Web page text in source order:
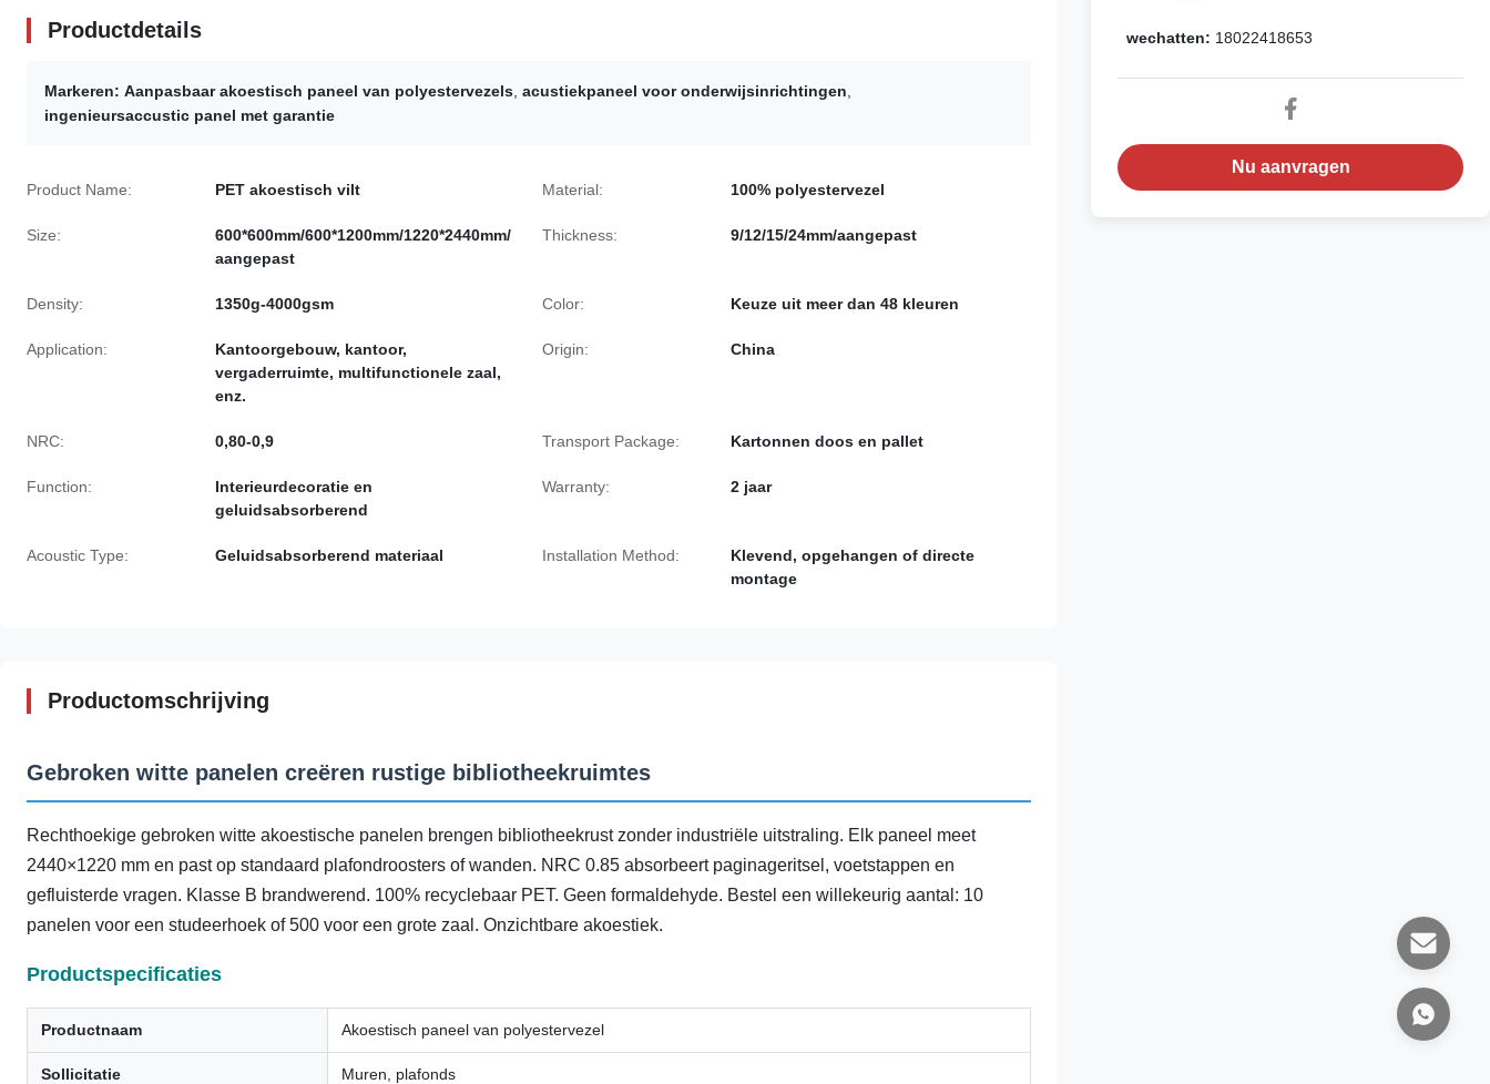
Productdetails
Markeren: Aanpasbaar akoestisch paneel van polyestervezels acustiekpaneel voor onderwijsinrichtingen
ingenieursaccustic panel met garantie
Product Name: PET akoestisch vilt Material: 100% polyestervezel
Size:
600*600mm/600*1200mm/1220*2440mm/
aangepast
Thickness: 9/12/15/24mm/aangepast
Density: 1350g-4000gsm Color: Keuze uit meer dan 48 kleuren
Application:
Kantoorgebouw, kantoor,
vergaderruimte, multifunctionele zaal,
enz.
Origin: China
NRC: 0,80-0,9 Transport Package: Kartonnen doos en pallet
Function:
Interieurdecoratie en
geluidsabsorberend
Warranty: 2 jaar
Acoustic Type: Geluidsabsorberend materiaal Installation Method:
Klevend, opgehangen of directe
montage
Productomschrijving
Gebroken witte panelen creëren rustige bibliotheekruimtes
Rechthoekige gebroken witte akoestische panelen brengen bibliotheekrust zonder industriële uitstraling. Elk paneel meet
2440×1220 mm en past op standaard plafondroosters of wanden. NRC 0.85 absorbeert paginageritsel, voetstappen en
gefluisterde vragen. Klasse B brandwerend. 100% recyclebaar PET. Geen formaldehyde. Bestel een willekeurig aantal: 10
panelen voor een studeerhoek of 500 voor een grote zaal. Onzichtbare akoestiek.
Productspecificaties
Productnaam Akoestisch paneel van polyestervezel
Sollicitatie Muren, plafonds
wechatten: 18022418653
Nu aanvragen